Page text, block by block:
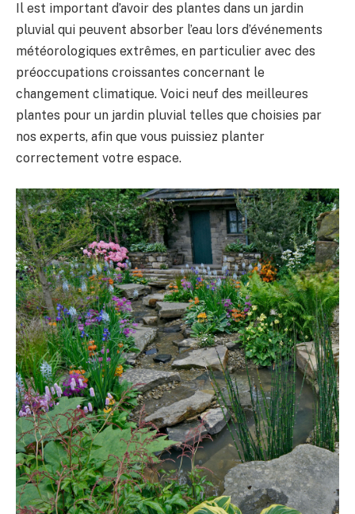
Il est important d’avoir des plantes dans un jardin
pluvial qui peuvent absorber l’eau lors d’événements
météorologiques extrêmes, en particulier avec des
préoccupations croissantes concernant le
changement climatique. Voici neuf des meilleures
plantes pour un jardin pluvial telles que choisies par
nos experts, afin que vous puissiez planter
correctement votre espace.